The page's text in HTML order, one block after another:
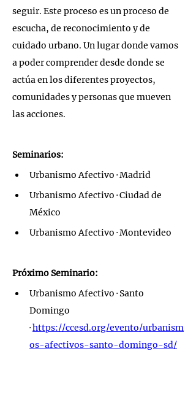
seguir. Este proceso es un proceso de
escucha, de reconocimiento y de
cuidado urbano. Un lugar donde vamos
a poder comprender desde donde se
actúa en los diferentes proyectos,
comunidades y personas que mueven
las acciones.
Seminarios:
Urbanismo Afectivo · Madrid
Urbanismo Afectivo · Ciudad de
México
Urbanismo Afectivo · Montevideo
Próximo Seminario:
Urbanismo Afectivo · Santo
Domingo
· https://ccesd.org/evento/urbanism
os-afectivos-santo-domingo-sd/